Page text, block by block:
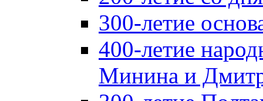
300-летие
400-летие
Минина и